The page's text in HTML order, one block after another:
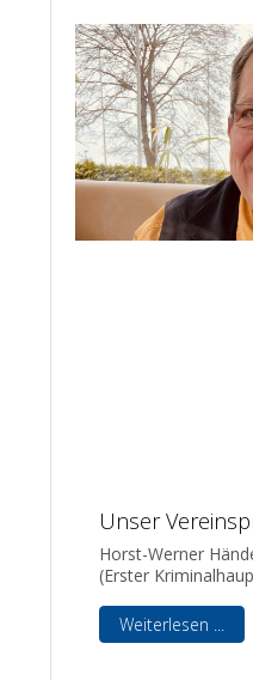
Unser
Horst-Werner
(Erster
Weiterlesen ...